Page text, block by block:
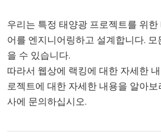
우리는 특정 태양광 프로젝트를 위
어를 엔지니어링하고 설계합니다.
을 수 있습니다.
따라서 웹상에 랙킹에 대한 자세한
로젝트에 대한 자세한 내용을 알아
사에 문의하십시오.